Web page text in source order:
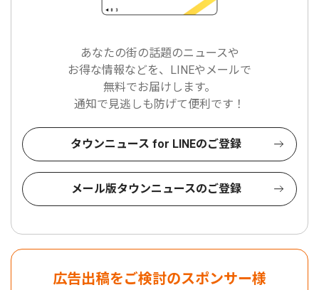
あなたの街の話題のニュースや
お得な情報などを、LINEやメールで
無料でお届けします。
通知で見逃しも防げて便利です！
タウンニュース for LINEのご登録
メール版タウンニュースのご登録
広告出稿をご検討のスポンサー様